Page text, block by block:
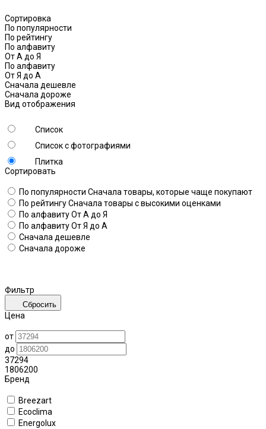
Сортировка
По популярности
По рейтингу
По алфавиту
От А до Я
По алфавиту
От Я до А
Сначала дешевле
Сначала дороже
Вид отображения
Список
Список с фотографиями
Плитка
Сортировать
По популярности Сначала товары, которые чаще покупают
По рейтингуСначала товары с высокими оценками
По алфавитуОт А до Я
По алфавитуОт Я до А
Сначала дешевле
Сначала дороже
Фильтр
Сбросить
Цена
от
до
37294
1806200
Бренд
Breezart
Ecoclima
Energolux